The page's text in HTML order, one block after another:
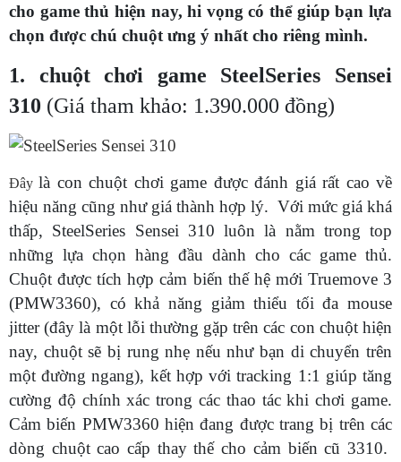
cho game thủ hiện nay, hi vọng có thể giúp bạn lựa
chọn được chú chuột ưng ý nhất cho riêng mình.
1. chuột chơi game SteelSeries Sensei
310 (Giá tham khảo: 1.390.000 đồng)
Đây là con chuột chơi game được đánh giá rất cao về
hiệu năng cũng như giá thành hợp lý. Với mức giá khá
thấp, SteelSeries Sensei 310 luôn là nằm trong top
những lựa chọn hàng đầu dành cho các game thủ.
Chuột được tích hợp cảm biến thế hệ mới Truemove 3
(PMW3360), có khả năng giảm thiểu tối đa mouse
jitter (đây là một lỗi thường gặp trên các con chuột hiện
nay, chuột sẽ bị rung nhẹ nếu như bạn di chuyển trên
một đường ngang), kết hợp với tracking 1:1 giúp tăng
cường độ chính xác trong các thao tác khi chơi game.
Cảm biến PMW3360 hiện đang được trang bị trên các
dòng chuột cao cấp thay thế cho cảm biến cũ 3310.